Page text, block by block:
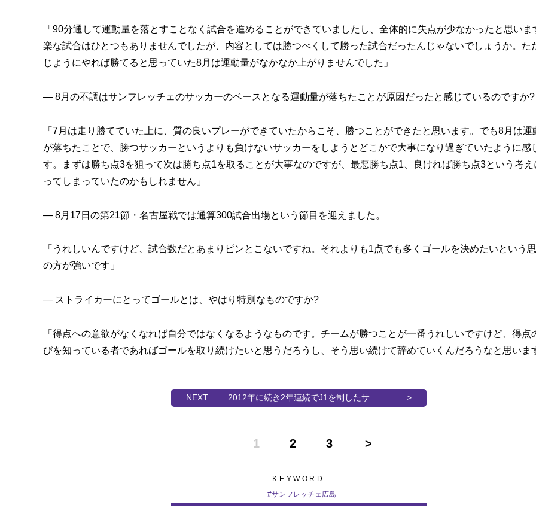
「90分通して運動量を落とすことなく試合を進めることができていましたし、全体的に失点が少なかったと思いま
楽な試合はひとつもありませんでしたが、内容としては勝つべくして勝った試合だったんじゃないでしょうか。た
じようにやれば勝てると思っていた8月は運動量がなかなか上がりませんでした」
— 8月の不調はサンフレッチェのサッカーのベースとなる運動量が落ちたことが原因だったと感じているのですか?
「7月は走り勝てていた上に、質の良いプレーができていたからこそ、勝つことができたと思います。でも8月は運
が落ちたことで、勝つサッカーというよりも負けないサッカーをしようとどこかで大事になり過ぎていたように感
す。まずは勝ち点3を狙って次は勝ち点1を取ることが大事なのですが、最悪勝ち点1、良ければ勝ち点3という考え
ってしまっていたのかもしれません」
— 8月17日の第21節・名古屋戦では通算300試合出場という節目を迎えました。
「うれしいんですけど、試合数だとあまりピンとこないですね。それよりも1点でも多くゴールを決めたいという
の方が強いです」
— ストライカーにとってゴールとは、やはり特別なものですか?
「得点への意欲がなくなれば自分ではなくなるようなものです。チームが勝つことが一番うれしいですけど、得点
びを知っている者であればゴールを取り続けたいと思うだろうし、そう思い続けて辞めていくんだろうなと思いま
2012年に続き2年連続でJ1を制したサ
1 2 3
KEYWORD
#サンフレッチェ広島